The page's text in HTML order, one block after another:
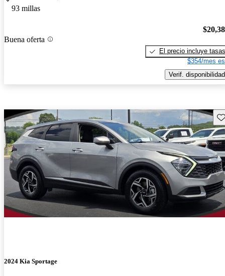
93 millas
Buena oferta
El precio incluye tasas
$354/mes
Verif. disponibilidad
2024 Kia Sportage